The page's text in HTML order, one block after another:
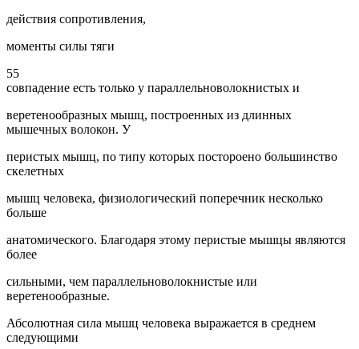
действия сопротивления,
моменты силы тяги
55
совпадение есть только у параллельноволокнистых и
веретенообразных мышц, построенных из длинных
мышечных волокон. У
перистых мышц, по типу которых постороено большинство
скелетных
мышц человека, физиологический поперечник несколько
больше
анатомического. Благодаря этому перистые мышцы являются
более
сильными, чем параллельноволокнистые или
веретенообразные.
Абсолютная сила мышц человека выражается в среднем
следующими